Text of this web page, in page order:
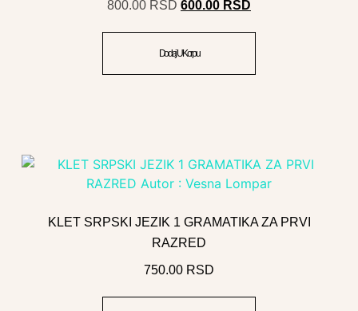
800.00 RSD 600.00 RSD
Dodaj U Korpu
KLET SRPSKI JEZIK 1 GRAMATIKA ZA PRVI
RAZRED
750.00 RSD